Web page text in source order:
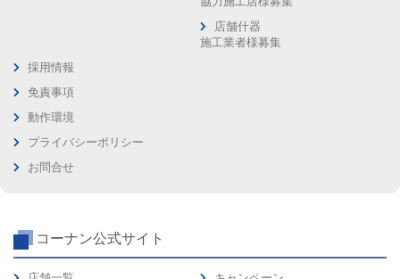
店舗什器
施工業者様募集
採用情報
免責事項
動作環境
プライバシーポリシー
お問合せ
コーナン公式サイト